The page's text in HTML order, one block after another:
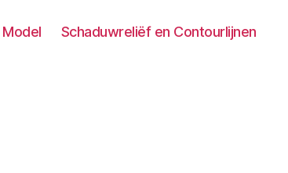
Schaduwreliëf en Contourlijnen